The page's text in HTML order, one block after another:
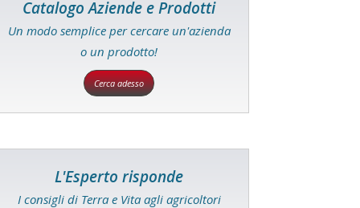
Catalogo Aziende e Prodotti
Un modo semplice per cercare un'azienda
o un prodotto!
Cerca adesso
L'Esperto risponde
I consigli di Terra e Vita agli agricoltori